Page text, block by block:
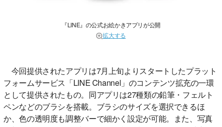
『LINE』の公式お絵かきアプリが公開
拡大する
今回提供されたアプリは7月上旬よりスタートしたプラット
フォームサービス「LINE Channel」のコンテンツ拡充の一環
として提供されたもの。同アプリは27種類の鉛筆・フェルト
ペンなどのブラシを搭載。ブラシのサイズを選択できるほ
か、色の透明度も調整バーで細かく設定が可能。また、写真